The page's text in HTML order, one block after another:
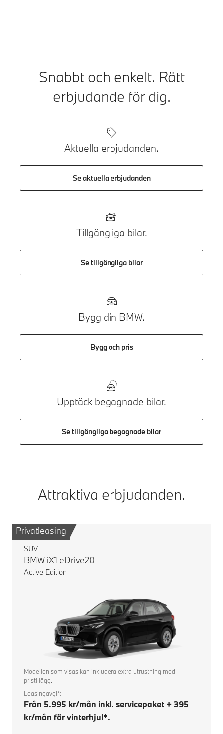
Snabbt och enkelt. Rätt
erbjudande för dig.
Aktuella erbjudanden.
Se aktuella erbjudanden
Tillgängliga bilar.
Se tillgängliga bilar
Bygg din BMW.
Bygg och pris
Upptäck begagnade bilar.
Se tillgängliga begagnade bilar
Attraktiva erbjudanden.
Privatleasing
SUV
BMW iX1 eDrive20
Active Edition
Modellen som visas kan inkludera extra utrustning med
pristillägg.
Leasingavgift:
Från 5.995 kr/mån inkl. servicepaket + 395
kr/mån för vinterhjul*.